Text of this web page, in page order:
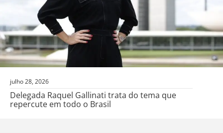
julho 28, 2026
Delegada Raquel Gallinati trata do tema que
repercute em todo o Brasil